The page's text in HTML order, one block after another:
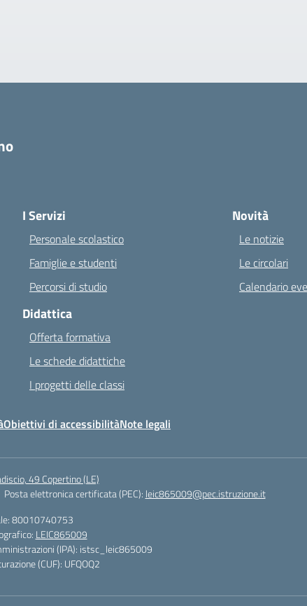
I Servizi
Personale scolastico
Famiglie e studenti
Percorsi di studio
Didattica
Offerta formativa
Le schede didattiche
I progetti delle classi
Novità
Le notizie
Le circolari
Calendario
Obiettivi di accessibilitàNote legali
49 Copertino (LE)
Posta elettronica certificata (PEC): leic865009@pec.istruzione.it
80010740753
LEIC865009
(IPA): istsc_leic865009
(CUF): UFQOQ2